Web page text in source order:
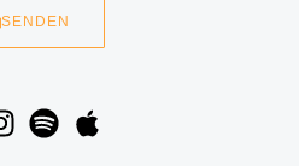
SENDEN